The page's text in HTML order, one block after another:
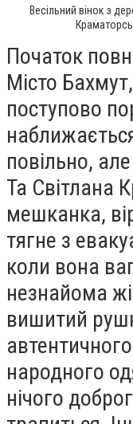
Весільний вінок з
Початок
Місто
поступово
повільно,
Та Світлана
мешканка,
тягне з
коли вона
незнайома
вишитий
народного
нічого